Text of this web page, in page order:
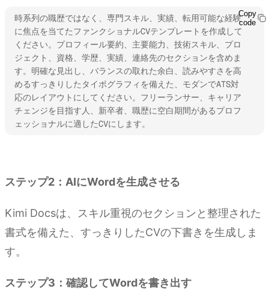
時系列の職歴ではなく、専門スキル、実績、転用可能な経験
に焦点を当てたファンクショナルCVテンプレートを作成して
ください。プロフィール要約、主要能力、技術スキル、プロ
ジェクト、資格、学歴、実績、連絡先のセクションを含めま
す。明確な見出し、バランスの取れた余白、読みやすさを高
めるすっきりしたタイポグラフィを備えた、モダンでATS対
応のレイアウトにしてください。フリーランサー、キャリア
チェンジを目指す人、新卒者、職歴に空白期間があるプロフ
ェッショナルに適したCVにします。
Copy
code
ステップ2：AIにWordを生成させる
Kimi Docsは、スキル重視のセクションと整理された
書式を備えた、すっきりしたCVの下書きを生成しま
す。
ステップ3：確認してWordを書き出す